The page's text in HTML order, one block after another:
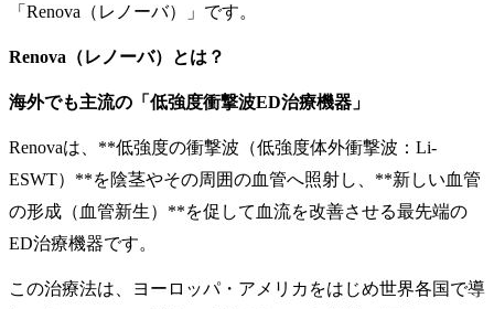
「Renova（レノーバ）」です。
Renova（レノーバ）とは？
海外でも主流の「低強度衝撃波ED治療機器」
Renovaは、**低強度の衝撃波（低強度体外衝撃波：Li-
ESWT）**を陰茎やその周囲の血管へ照射し、**新しい血管
の形成（血管新生）**を促して血流を改善させる最先端の
ED治療機器です。
この治療法は、ヨーロッパ・アメリカをはじめ世界各国で導